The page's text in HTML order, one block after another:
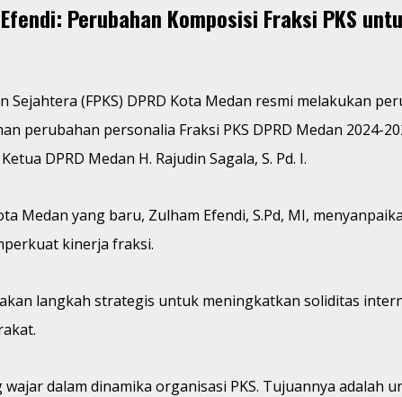
Perubahan Komposisi Fraksi PKS
Sejahtera (FPKS) DPRD Kota Medan resmi melakukan
perubahan personalia Fraksi PKS DPRD Medan 2024-
DPRD Medan H. Rajudin Sagala, S. Pd. I.
Medan yang baru, Zulham Efendi, S.Pd, MI,
kinerja fraksi.
langkah strategis untuk meningkatkan soliditas
dalam dinamika organisasi PKS. Tujuannya